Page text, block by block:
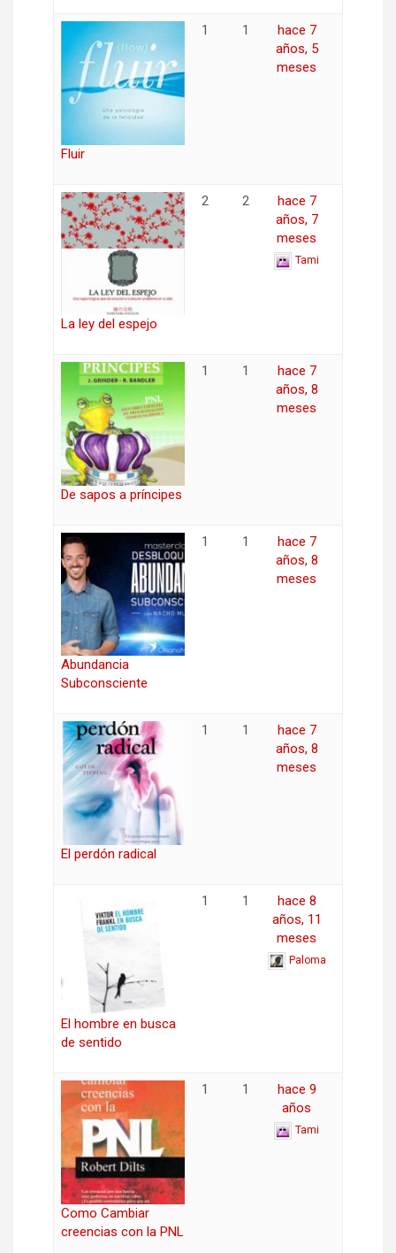
Fluir
1 1
hace 7
años, 5
meses
La ley del espejo
2 2
hace 7
años, 7
meses
Tami
De sapos a príncipes
1 1
hace 7
años, 8
meses
Abundancia
Subconsciente
1 1
hace 7
años, 8
meses
El perdón radical
1 1
hace 7
años, 8
meses
El hombre en busca
de sentido
1 1
hace 8
años, 11
meses
Paloma
Como Cambiar
creencias con la PNL
1 1
hace 9
años
Tami